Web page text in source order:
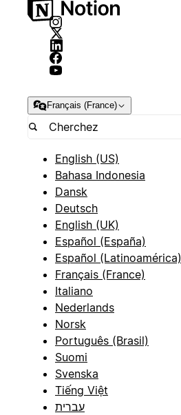
Français (France)
English (US)
Bahasa Indonesia
Dansk
Deutsch
English (UK)
Español (España)
Español (Latinoamérica)
Français (France)
Italiano
Nederlands
Norsk
Português (Brasil)
Suomi
Svenska
Tiếng Việt
עברית